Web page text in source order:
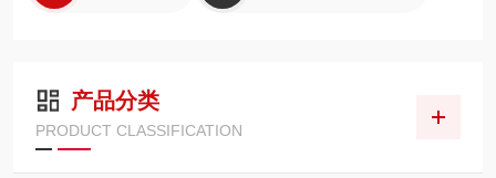
产品分类
PRODUCT CLASSIFICATION